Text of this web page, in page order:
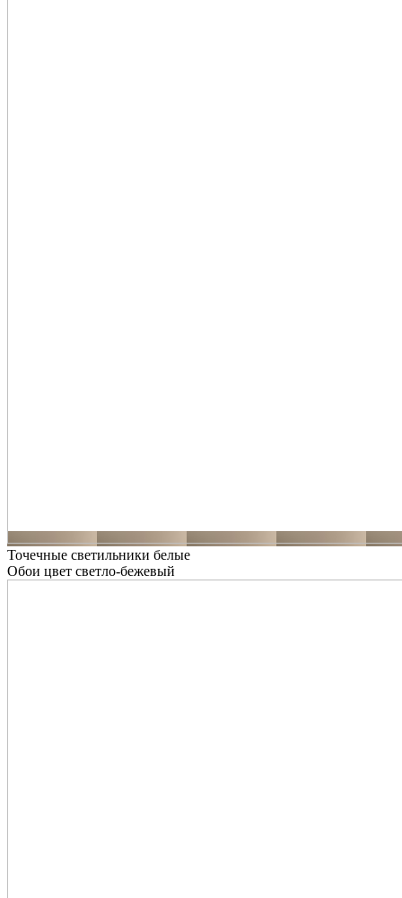
Точечные светильники белые
Обои цвет светло-бежевый